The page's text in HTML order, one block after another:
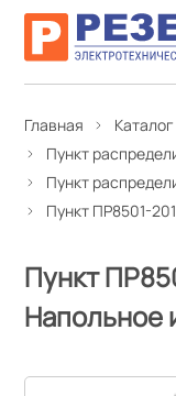
Главная
Каталог
Пункт
Пункт
Пункт ПР8501-
Пункт
Напольное